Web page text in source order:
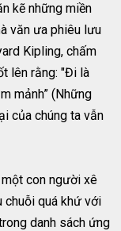
kẽ những miền
văn ưa phiêu lưu
Kipling, chấm
lên rằng: "Đi là
mảnh” (Những
của chúng ta vẫn
con người xê
chuỗi quá khứ với
danh sách ứng